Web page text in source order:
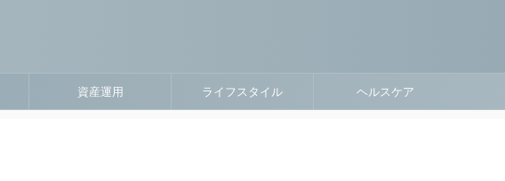
資産運用 ライフスタイル ヘルスケア